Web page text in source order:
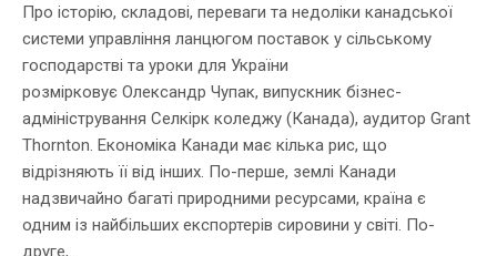
Про історію, складові, переваги та недоліки канадської
системи управління ланцюгом поставок у сільському
господарстві та уроки для України
розмірковує Олександр Чупак, випускник бізнес-
адміністрування Селкірк коледжу (Канада), аудитор Grant
Thornton. Економіка Канади має кілька рис, що
відрізняють її від інших. По-перше, землі Канади
надзвичайно багаті природними ресурсами, країна є
одним із найбільших експортерів сировини у світі. По-
друге,...